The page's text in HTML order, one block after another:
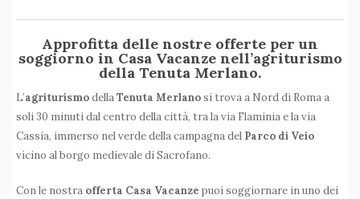
Approfitta delle nostre offerte per un
soggiorno in Casa Vacanze nell’agriturismo
della Tenuta Merlano.
L’agriturismodellaTenuta Merlanosi trova a Nord di Roma a
soli 30 minuti dal centro della città, tra la via Flaminia e la via
Cassia, immerso nel verde della campagna del Parco di Veio
vicino al borgo medievale di Sacrofano.
Con le nostra offerta Casa Vacanze puoi soggiornare in uno dei